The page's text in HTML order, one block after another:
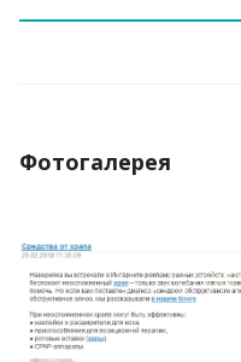
Фотогалерея